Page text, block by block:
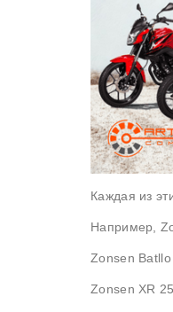
Каждая из
Например,
Zonsen
Zonsen XR